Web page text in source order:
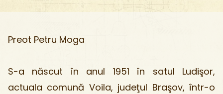
Preot Petru Moga
S-a născut în anul 1951 în satul Ludişor,
actuala comună Voila, judeţul Braşov, într-o